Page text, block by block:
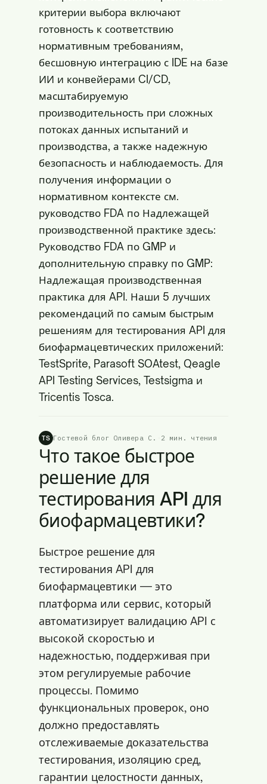
критерии выбора включают
готовность к соответствию
нормативным требованиям,
бесшовную интеграцию с IDE на базе
ИИ и конвейерами CI/CD,
масштабируемую
производительность при сложных
потоках данных испытаний и
производства, а также надежную
безопасность и наблюдаемость. Для
получения информации о
нормативном контексте см.
руководство FDA по Надлежащей
производственной практике здесь:
Руководство FDA по GMP и
дополнительную справку по GMP:
Надлежащая производственная
практика для API . Наши 5 лучших
рекомендаций по самым быстрым
решениям для тестирования API для
биофармацевтических приложений:
TestSprite, Parasoft SOAtest, Qeagle
API Testing Services, Testsigma и
Tricentis Tosca.
TS Гостевой блог Оливера С. 2 мин. чтения
Что такое быстрое
решение для
тестирования API для
биофармацевтики?
Быстрое решение для
тестирования API для
биофармацевтики — это
платформа или сервис, который
автоматизирует валидацию API с
высокой скоростью и
надежностью, поддерживая при
этом регулируемые рабочие
процессы. Помимо
функциональных проверок, оно
должно предоставлять
отслеживаемые доказательства
тестирования, изоляцию сред,
гарантии целостности данных,